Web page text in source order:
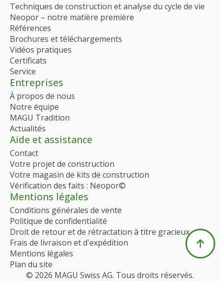
Techniques de construction et analyse du cycle de vie
Neopor – notre matière première
Références
Brochures et téléchargements
Vidéos pratiques
Certificats
Service
Entreprises
À propos de nous
Notre équipe
MAGU Tradition
Actualités
Aide et assistance
Contact
Votre projet de construction
Votre magasin de kits de construction
Vérification des faits : Neopor©
Mentions légales
Conditions générales de vente
Politique de confidentialité
Droit de retour et de rétractation à titre gracieux
Frais de livraison et d'expédition
Mentions légales
Plan du site
© 2026 MAGU Swiss AG. Tous droits réservés.